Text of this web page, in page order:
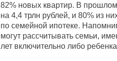
82% новых квартир. В
на 4,4 трлн рублей, и 80% из
по семейной ипотеке.
могут рассчитывать семьи,
лет включительно либо